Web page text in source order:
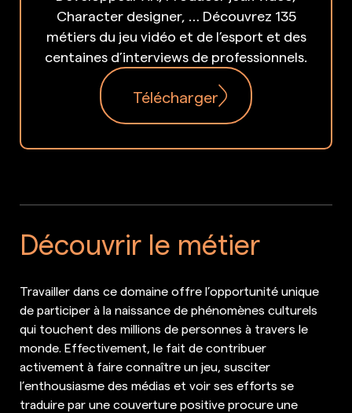
Character designer, … Découvrez 135
métiers du jeu vidéo et de l’esport et des
centaines d’interviews de professionnels.
Télécharger
Découvrir le métier
Travailler dans ce domaine offre l’opportunité unique
de participer à la naissance de phénomènes culturels
qui touchent des millions de personnes à travers le
monde. Effectivement, le fait de contribuer
activement à faire connaître un jeu, susciter
l’enthousiasme des médias et voir ses efforts se
traduire par une couverture positive procure une